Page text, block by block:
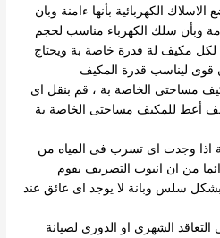
الكهربائية بأنها ءامنة وبان
وبأن سلك الكهرباء مناسب لحجم
مكيف لة قدرة خاصة بة ويحتاج
ليناسب قدرة المكيف
مساحتى الخاصة بة ، قم بنقل اى
أعط للمكيف مساحتى الخاصة بة
اذا وجدت اى تسرب فى المياه من
من ان انبوب التصريف يقوم
سلس وبانة لا يوجد اى عائق عند
الشهرى او الدورى لصيانة